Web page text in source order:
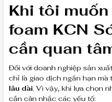
Khi tôi
foam KCN
cần quan
Đối với doanh nghiệp sản
chỉ là giao dịch ngắn hạn mà
lâu dài. Vì vậy, khi lựa chọn
cần cân nhắc các yếu tố: